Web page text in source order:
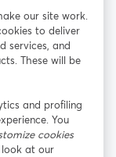
YouTube
新しいタブで開く
our site work.
to deliver
services, and
These will be
and profiling
You
cookies
at our